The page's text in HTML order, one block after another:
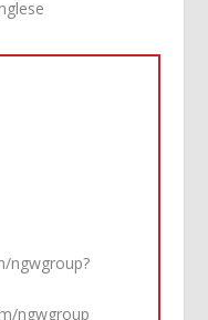
ngwgroup?
ngwgroup